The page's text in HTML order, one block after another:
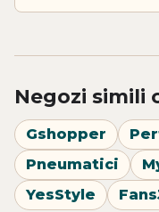
Negozi simili
Gshopper
Pneumatici
YesStyle